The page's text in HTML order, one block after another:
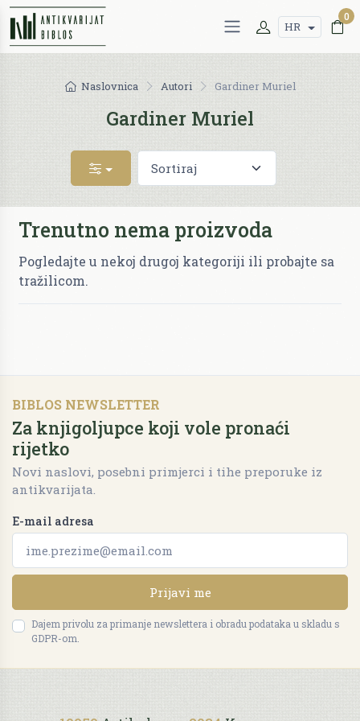
HR
0
Naslovnica Autori Gardiner Muriel
Gardiner Muriel
Trenutno nema proizvoda
Pogledajte u nekoj drugoj kategoriji ili probajte sa
tražilicom.
BIBLOS NEWSLETTER
Za knjigoljupce koji vole pronaći
rijetko
Novi naslovi, posebni primjerci i tihe preporuke iz
antikvarijata.
E-mail adresa
Prijavi me
Dajem privolu za primanje newslettera i obradu podataka u skladu s
GDPR-om.